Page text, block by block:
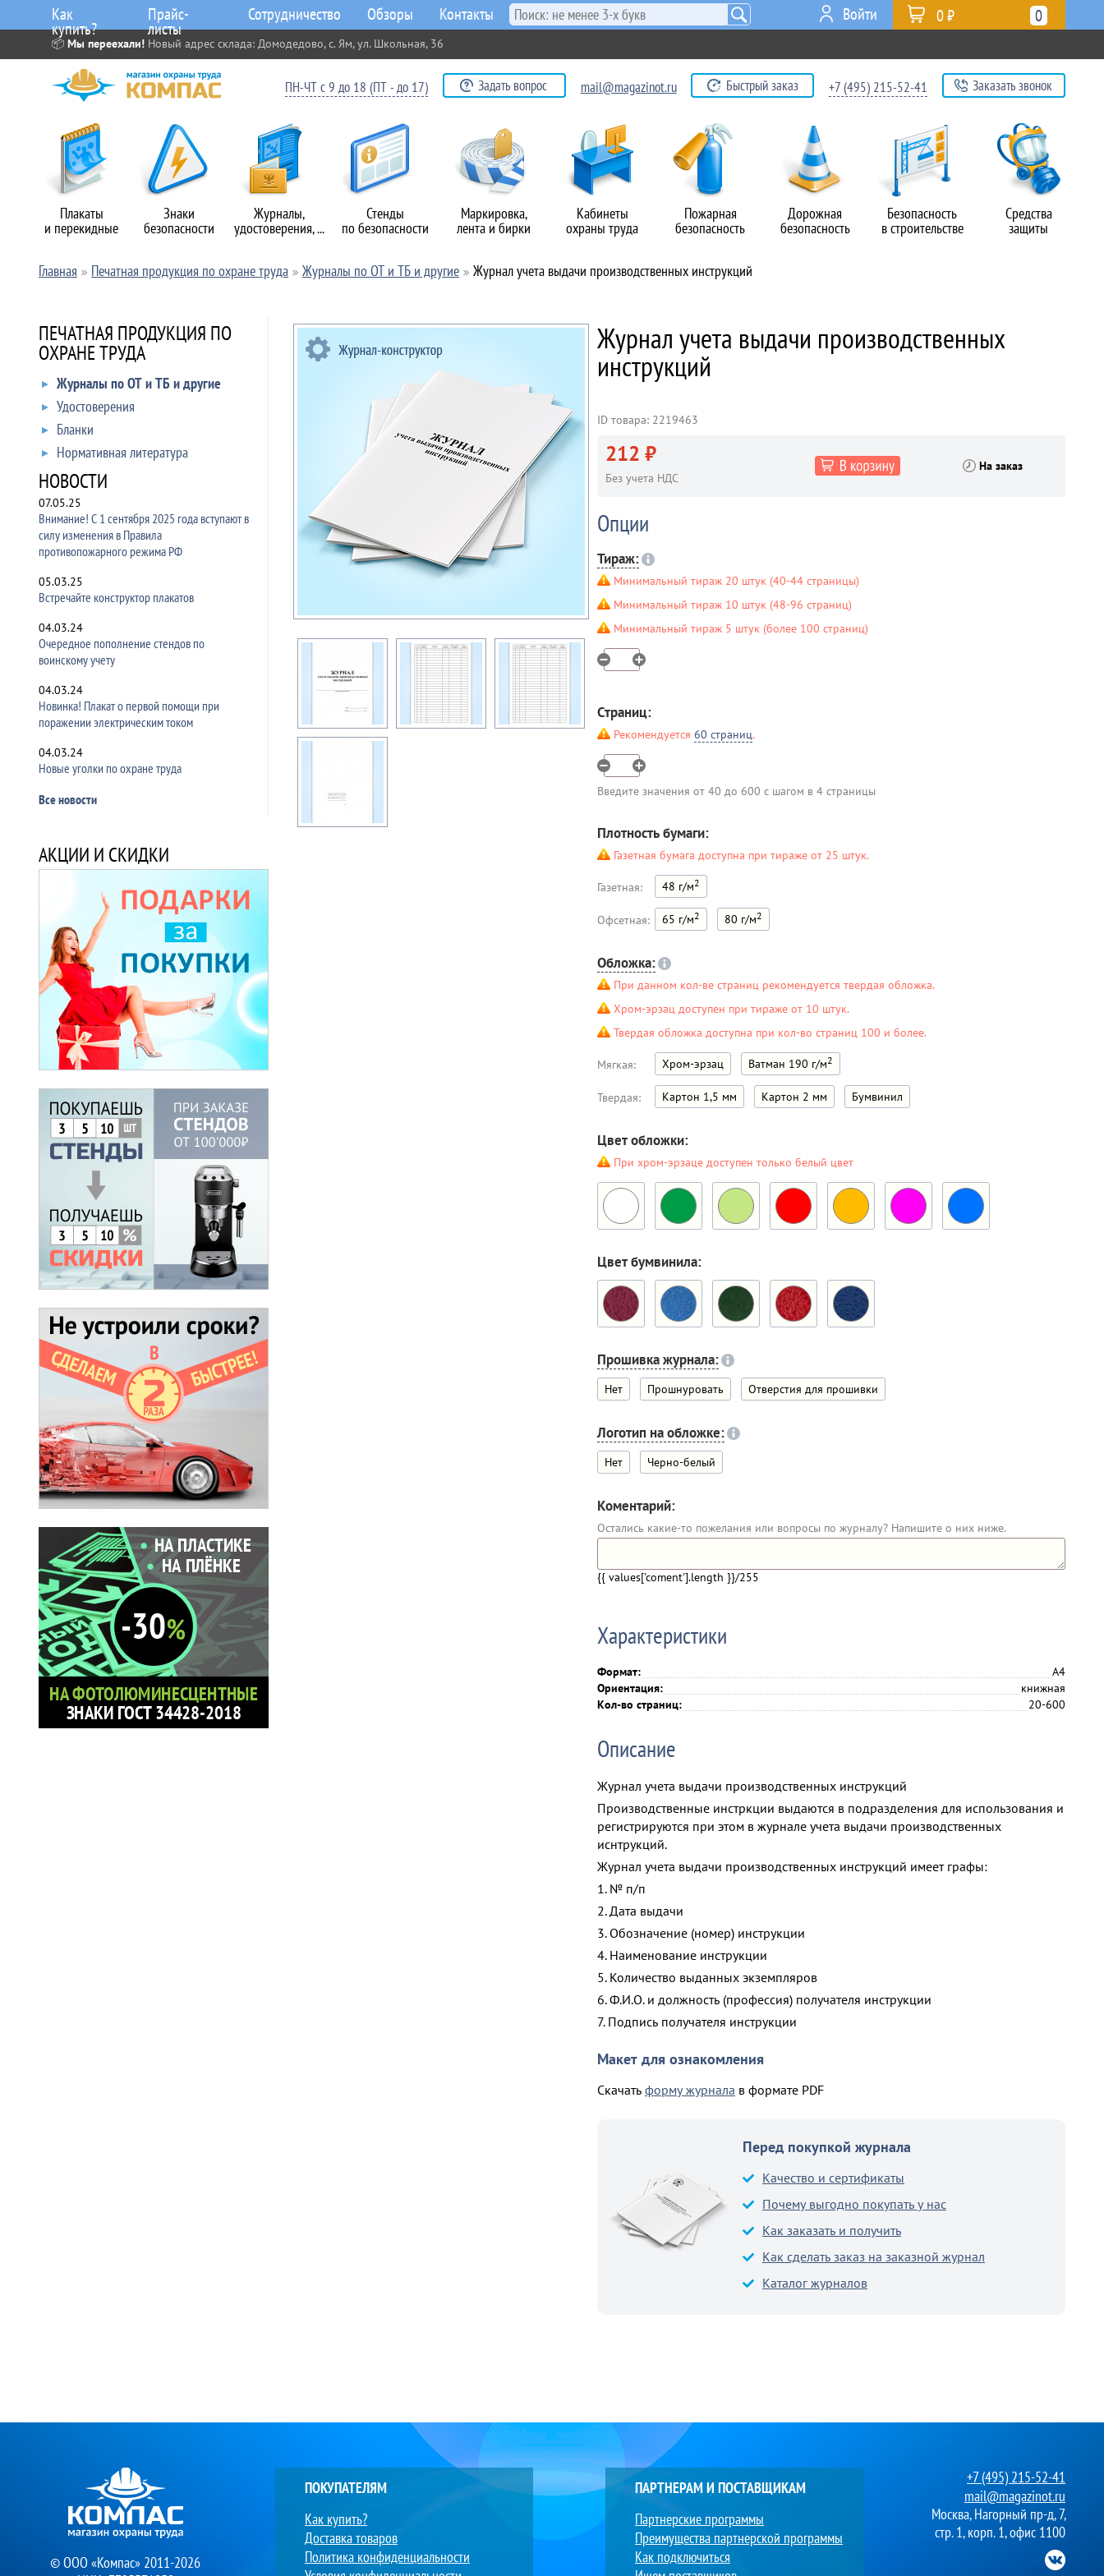
📦 Мы переехали! Новый адрес склада: Домодедово, с. Ям, ул. Школьная, 36
Плакаты
и перекидные
Знаки
безопасности
Журналы,
удостоверения, ...
Стенды
по безопасности
Маркировка,
лента и бирки
Кабинеты
охраны труда
Пожарная
безопасность
Дорожная
безопасность
Безопасность
в строительстве
Средства
защиты
Как
купить?
Прайс-
листы
Сотрудничество Обзоры Контакты 0
0 ₽
Войти
ПН-ЧТ с 9 до 18 (ПТ - до 17) Задать вопрос mail@magazinot.ru Быстрый заказ +7 (495) 215-52-41 Заказать звонок
Главная Печатная продукция по охране труда Журналы по ОТ и ТБ и другие Журнал учета выдачи производственных инструкций
ПЕЧАТНАЯ ПРОДУКЦИЯ ПО
ОХРАНЕ ТРУДА
Журналы по ОТ и ТБ и другие
Удостоверения
Бланки
Нормативная литература
НОВОСТИ
07.05.25
Внимание! С 1 сентября 2025 года вступают в
силу изменения в Правила
противопожарного режима РФ
05.03.25
Встречайте конструктор плакатов
04.03.24
Очередное пополнение стендов по
воинскому учету
04.03.24
Новинка! Плакат о первой помощи при
поражении электрическим током
04.03.24
Новые уголки по охране труда
Все новости
АКЦИИ И СКИДКИ
Журнал учета выдачи производственных
инструкций
ID товара: 2219463
212 ₽
Без учета НДС
На заказ
Опции
Тираж:
Минимальный тираж 20 штук (40-44 страницы)
Минимальный тираж 10 штук (48-96 страниц)
Минимальный тираж 5 штук (более 100 страниц)
Страниц:
Рекомендуется 60 страниц.
Введите значения от 40 до 600 с шагом в 4 страницы
Плотность бумаги:
Газетная бумага доступна при тираже от 25 штук.
Газетная: 48 г/м2
Офсетная: 65 г/м2 80 г/м2
Обложка:
При данном кол-ве страниц рекомендуется твердая обложка.
Хром-эрзац доступен при тираже от 10 штук.
Твердая обложка доступна при кол-во страниц 100 и более.
Мягкая: Хром-эрзац Ватман 190 г/м2
Твердая: Картон 1,5 мм Картон 2 мм Бумвинил
Цвет обложки:
При хром-эрзаце доступен только белый цвет
Цвет бумвинила:
Прошивка журнала:
Нет Прошнуровать Отверстия для прошивки
Логотип на обложке:
Нет Черно-белый
Коментарий:
Остались какие-то пожелания или вопросы по журналу? Напишите о них ниже.
{{ values['coment'].length }}/255
Характеристики
Формат:
А4
Ориентация:
книжная
Кол-во страниц:
20-600
Описание
Журнал учета выдачи производственных инструкций
Производственные инстркции выдаются в подразделения для использования и
регистрируются при этом в журнале учета выдачи производственных
иснтрукций.
Журнал учета выдачи производственных инструкций имеет графы:
1. № п/п
2. Дата выдачи
3. Обозначение (номер) инструкции
4. Наименование инструкции
5. Количество выданных экземпляров
6. Ф.И.О. и должность (профессия) получателя инструкции
7. Подпись получателя инструкции
Макет для ознакомления
Скачать форму журнала в формате PDF
Перед покупкой журнала
Качество и сертификаты
Почему выгодно покупать у нас
Как заказать и получить
Как сделать заказ на заказной журнал
Каталог журналов
© ООО «Компас» 2011-2026
ПОКУПАТЕЛЯМ
Как купить?
Доставка товаров
Политика конфиденциальности
ПАРТНЕРАМ И ПОСТАВЩИКАМ
Партнерские программы
Преимущества партнерской программы
Как подключиться
+7 (495) 215-52-41
mail@magazinot.ru
Москва, Нагорный пр-д, 7,
стр. 1, корп. 1, офис 1100